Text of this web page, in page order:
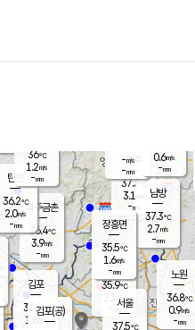
양주
37.3℃
3.1
-mm
파주금촌
36.4℃
3.9m/s
-mm
탄현
36.2℃
2.0m/s
-mm
김포
36.6℃
1.8 m/s
은평
35.9℃
2.1 m/s
- mm
노원
36.8℃
0.9m/s
-mm
남방
37.3℃
2.7m/s
-mm
장흥면
35.5℃
1.6m/s
-mm
-m/s
-mm
김포(공)
서울
37.5℃
36℃
1.2m/s
-mm
0.6m/s
-mm